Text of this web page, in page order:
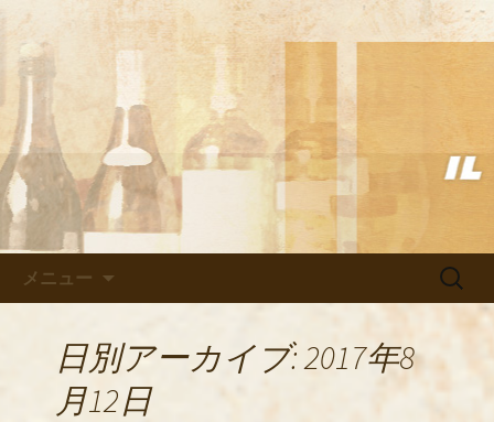
武蔵小杉の美味しいイタリアン
「イルヴェント」のブログ
武蔵小杉の美味しいイタリアン「イル
ヴェント」のブログ
メニュー
検
日別アーカイブ: 2017年8
月12日